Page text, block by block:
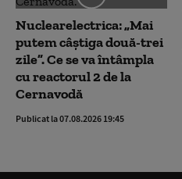
Nuclearelectrica: „Mai
putem câștiga două-trei
zile”. Ce se va întâmpla
cu reactorul 2 de la
Cernavodă
Publicat la 07.08.2026 19:45